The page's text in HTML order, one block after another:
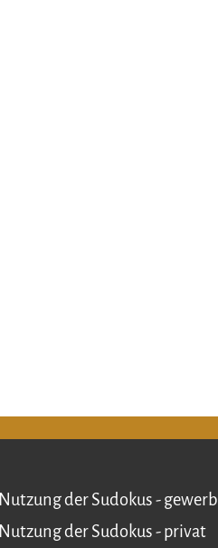
Nutzung der Sudokus -
Nutzung der Sudokus - privat